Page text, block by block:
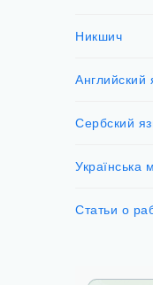
Никшич
Английский
Сербский
Українська
Статьи о